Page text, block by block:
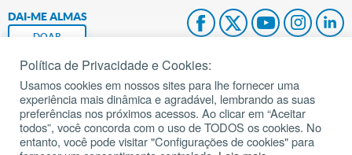
DAI-ME ALMAS
DOAR
Fundação João Paulo II
Pedido de Oração
Mapa do site
Política de Privacidade e Cookies:
Usamos cookies em nossos sites para lhe fornecer uma
experiência mais dinâmica e agradável, lembrando as suas
preferências nos próximos acessos. Ao clicar em “Aceitar
todos”, você concorda com o uso de TODOS os cookies. No
entanto, você pode visitar "Configurações de cookies" para